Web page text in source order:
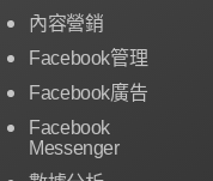
內容營銷
Facebook管理
Facebook廣告
Facebook
Messenger